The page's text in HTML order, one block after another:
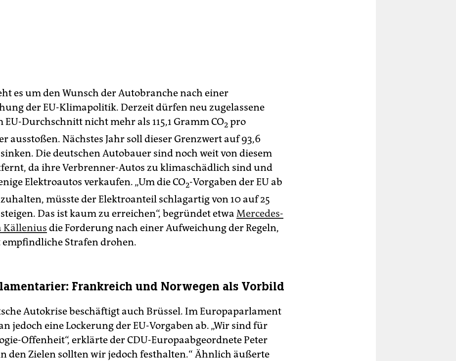
es um den Wunsch der Autobranche nach einer
der EU-Klimapolitik. Derzeit dürfen neu zugelassene
EU-Durchschnitt nicht mehr als 115,1 Gramm CO2 pro
ausstoßen. Nächstes Jahr soll dieser Grenzwert auf 93,6
Die deutschen Autobauer sind noch weit von diesem
da ihre Verbrenner-Autos zu klimaschädlich sind und
Elektroautos verkaufen. „Um die CO2-Vorgaben der EU ab
müsste der Elektroanteil schlagartig von 10 auf 25
Das ist kaum zu erreichen“, begründet etwa Mercedes-
Källenius die Forderung nach einer Aufweichung der Regeln,
empfindliche Strafen drohen.
Frankreich und Norwegen als Vorbild
Autokrise beschäftigt auch Brüssel. Im Europaparlament
jedoch eine Lockerung der EU-Vorgaben ab. „Wir sind für
Offenheit“, erklärte der CDU-Europaabgeordnete Peter
den Zielen sollten wir jedoch festhalten.“ Ähnlich äußerte